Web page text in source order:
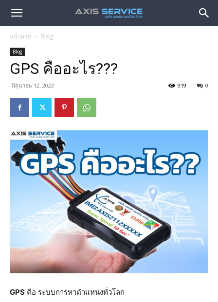
หน้าแรก Blog
Blog
GPS คืออะไร???
มิถุนายน 12, 2023 0
919
GPS คือ ระบบการหาตำแหน่งทั่วโลก